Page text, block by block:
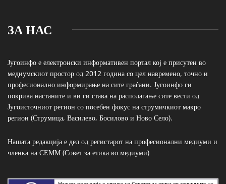
ЗА НАС
Југоинфо е електронски информативен портал кој е присутен во
медиумскиот простор од 2012 година со цел навремено, точно и
професионално информирање на сите граѓани. Југоинфо ги
покрива настаните и ви ги става на располагање сите вести од
Југоисточниот регион со посебен фокус на струмичкиот макро
регион (Струмица, Василево, Босилово и Ново Село).
Нашата редакција е дел од регистарот на професионални медиуми и
членка на СЕММ (Совет за етика во медиуми)